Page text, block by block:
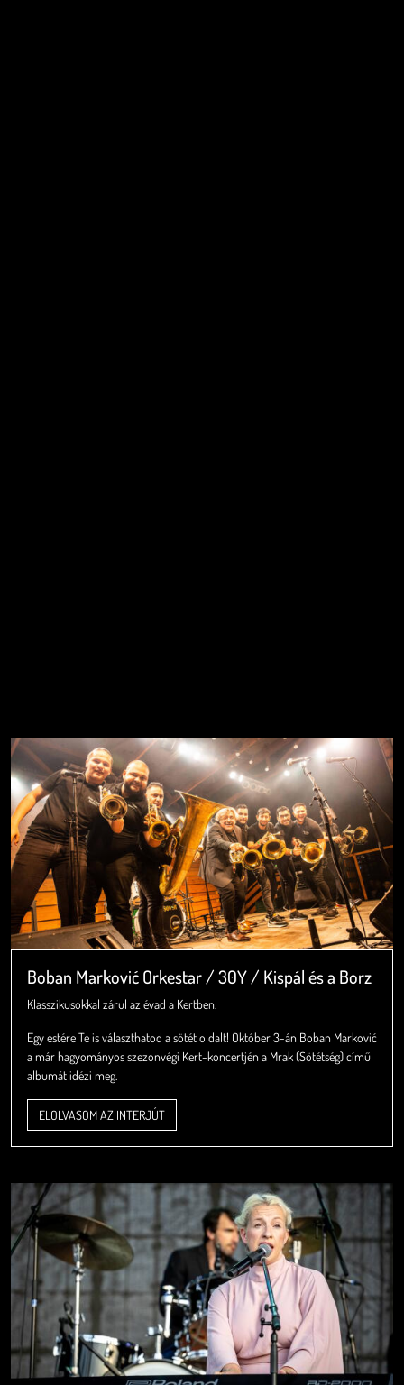
Boban Marković Orkestar / 30Y / Kispál és a Borz
Klasszikusokkal zárul az évad a Kertben.
Egy estére Te is választhatod a sötét oldalt! Október 3-án Boban Marković
a már hagyományos szezonvégi Kert-koncertjén a Mrak (Sötétség) című
albumát idézi meg.
ELOLVASOM AZ INTERJÚT